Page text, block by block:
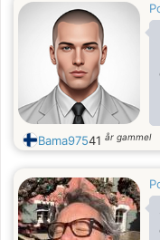
Bama97541 år gammel